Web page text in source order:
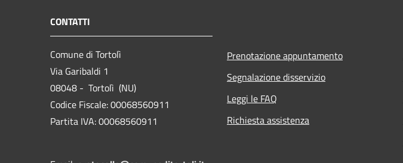
CONTATTI
Comune di Tortolì
Via Garibaldi 1
08048 - Tortolì (NU)
Codice Fiscale: 00068560911
Partita IVA: 00068560911
Prenotazione appuntamento
Segnalazione disservizio
Leggi le FAQ
Richiesta assistenza